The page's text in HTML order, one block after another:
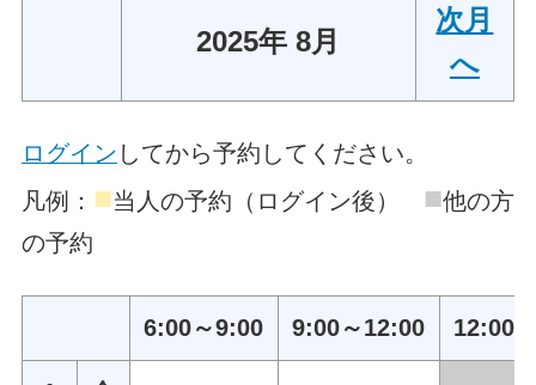
2025年 8月
次月
へ
ログイン してから予約してください。
凡例： ■当人の予約（ログイン後） ■他の方
の予約
6:00～9:00 9:00～12:00 12:00